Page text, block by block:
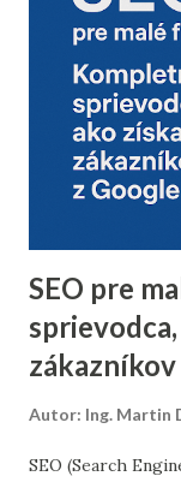
neoverených e-
doručiteľnosti a
spam priečinku.
dlhodobo
osloviť
úplne odstrániť z
minuloročnej v...
SEO pre
Autor: Ing. Martin
SEO (Search